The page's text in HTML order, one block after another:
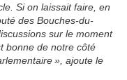
Si on laissait faire, en
des Bouches-du-
sur le moment
bonne de notre côté
», ajoute le